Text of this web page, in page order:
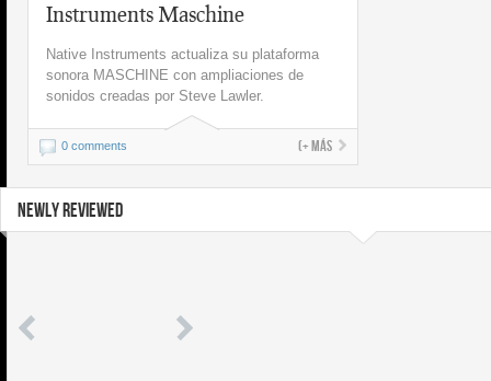
Instruments Maschine
Native Instruments actualiza su plataforma
sonora MASCHINE con ampliaciones de
sonidos creadas por Steve Lawler.
0 comments (+ más
NEWLY REVIEWED